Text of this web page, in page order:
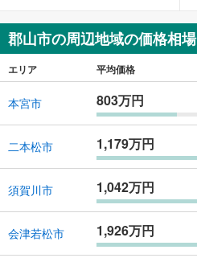
郡山市の周辺地域の価格相場
エリア 平均価格
本宮市 803万円
二本松市 1,179万円
須賀川市 1,042万円
会津若松市 1,926万円